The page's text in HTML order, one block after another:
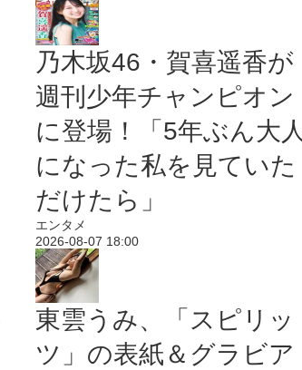
乃木坂46・賀喜遥香が
週刊少年チャンピオン
に登場！「5年ぶん大人
になった私を見ていた
だけたら」
エンタメ
2026-08-07 18:00
東雲うみ、「スピリッ
ツ」の表紙＆グラビア